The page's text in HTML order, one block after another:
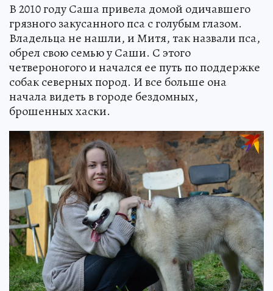
В 2010 году Саша привела домой одичавшего
грязного закусанного пса с голубым глазом.
Владельца не нашли, и Митя, так назвали пса,
обрел свою семью у Саши. С этого
четвероногого и начался ее путь по поддержке
собак северных пород. И все больше она
начала видеть в городе бездомных,
брошенных хаски.